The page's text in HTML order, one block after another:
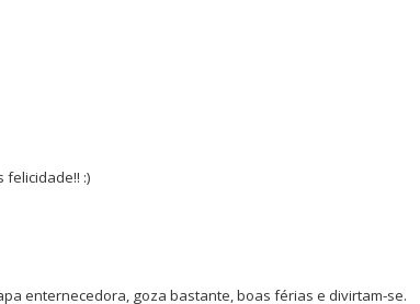
felicidade!! :)
enternecedora, goza bastante, boas férias e divirtam-se.